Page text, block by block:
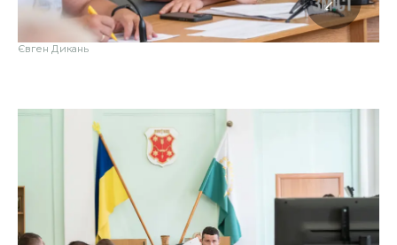
Євген Дикань